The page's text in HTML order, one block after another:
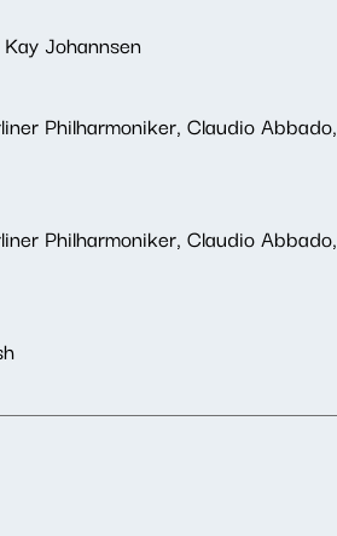
Johannsen
Philharmoniker, Claudio Abbado,
Philharmoniker, Claudio Abbado,